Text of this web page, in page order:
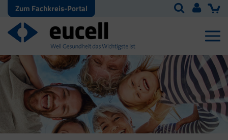
Zum Fachkreis-Portal